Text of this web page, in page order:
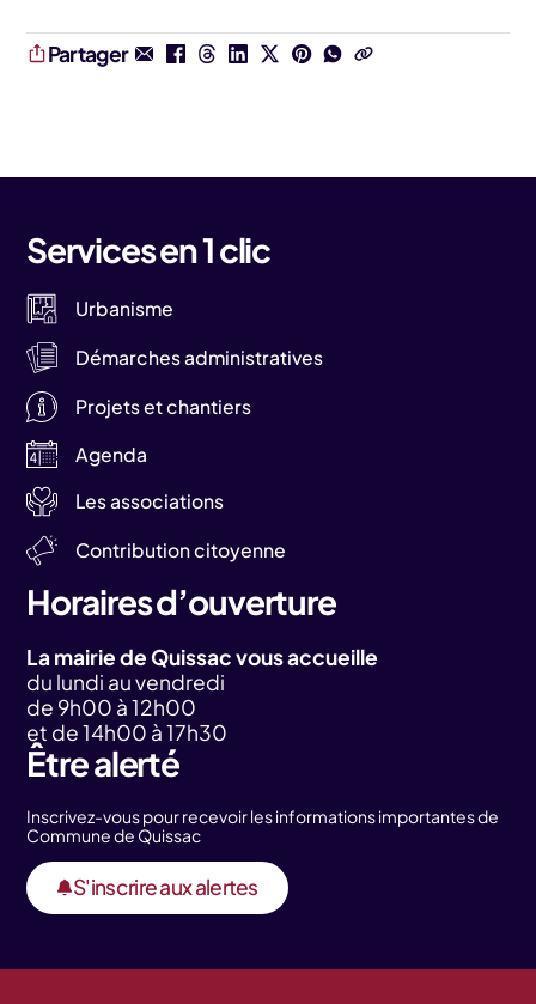
Partager
Services en 1 clic
Urbanisme
Démarches administratives
Projets et chantiers
Agenda
Les associations
Contribution citoyenne
Horaires d’ouverture
La mairie de Quissac vous accueille
du lundi au vendredi
de 9h00 à 12h00
et de 14h00 à 17h30
Être alerté
Inscrivez-vous pour recevoir les informations importantes de
Commune de Quissac
S'inscrire aux alertes